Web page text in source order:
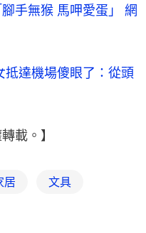
手無猴 馬呷愛蛋」 網
達機場傻眼了：從頭
載。】
居 文具